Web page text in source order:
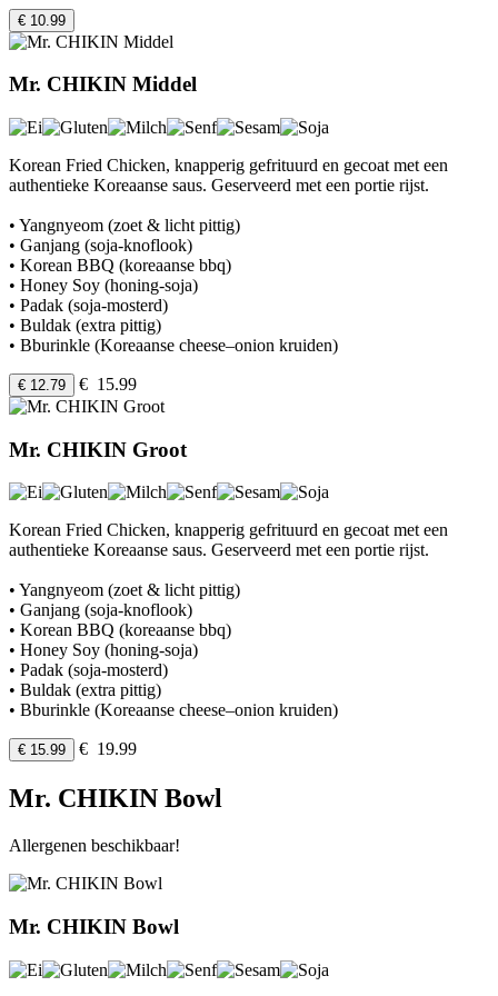
€ 10.99
Mr. CHIKIN Middel
Korean Fried Chicken, knapperig gefrituurd en gecoat met een
authentieke Koreaanse saus. Geserveerd met een portie rijst.
• Yangnyeom (zoet & licht pittig)
• Ganjang (soja-knoflook)
• Korean BBQ (koreaanse bbq)
• Honey Soy (honing-soja)
• Padak (soja-mosterd)
• Buldak (extra pittig)
• Bburinkle (Koreaanse cheese–onion kruiden)
€ 12.79 € 15.99
Mr. CHIKIN Groot
Korean Fried Chicken, knapperig gefrituurd en gecoat met een
authentieke Koreaanse saus. Geserveerd met een portie rijst.
• Yangnyeom (zoet & licht pittig)
• Ganjang (soja-knoflook)
• Korean BBQ (koreaanse bbq)
• Honey Soy (honing-soja)
• Padak (soja-mosterd)
• Buldak (extra pittig)
• Bburinkle (Koreaanse cheese–onion kruiden)
€ 15.99 € 19.99
Mr. CHIKIN Bowl
Allergenen beschikbaar!
Mr. CHIKIN Bowl